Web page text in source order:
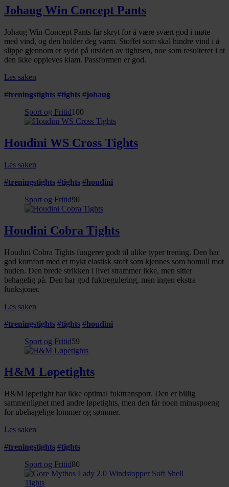
Johaug Win Concept Pants
Johaug Win Concept Pants får skryt for å være svært god i møte
med vind, og den holder deg varm. Stoffet som skal hindre vind i å
slippe gjennom er sydd på utsiden av tightsen, noe som resulterer i at
den ikke oppleves klam. Passformen er god.
Les saken
#treningstights #tights #johaug
Sport og Fritid100
Houdini WS Cross Tights
Les saken
#treningstights #tights #houdini
Sport og Fritid90
Houdini Cobra Tights
Houdini Cobra Tights fungerer godt til ulike typer trening. Den har
god komfort med et mykt elastisk stoff som kjennes som bomull mot
huden. Den brede strikken i livet strammer ikke, men sitter
behagelig på. Den har god fuktregulering, men ingen ekstra
funksjoner.
Les saken
#treningstights #tights #houdini
Sport og Fritid59
H&M Løpetights
H&M løpetight har ikke optimal fukttransport. Den er billig
sammenlignet med andre løpetights, men den får noen minuspoeng
for ubehagelige lommer og sømmer.
Les saken
#treningstights #tights
Sport og Fritid80